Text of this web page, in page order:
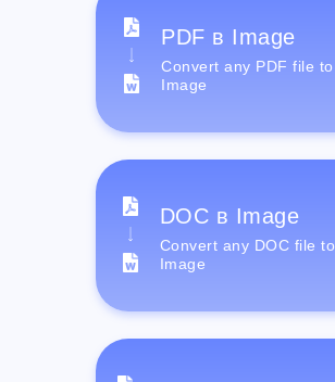
PDF в Image
Convert any PDF file to
Image
DOC в Image
Convert any DOC file to
Image